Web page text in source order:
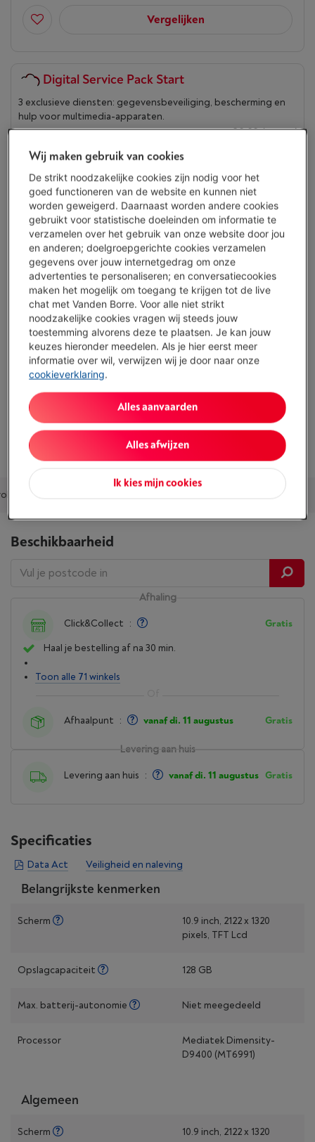
Vergelijken
Digital Service Pack Start
€ 9,99/ maand
3 exclusieve diensten: gegevensbeveiliging, bescherming en
hulp voor multimedia-apparaten.
Meer info
Troeven
Helder 10,9'' scherm: geniet van een comfortabele
kijkervaring, zelfs in volle zon
Je kunt urenlang werken of streamen dankzij de grote
batterij van 8.000 mAh en snellaadfunctie
De stereospeakers met Dolby Atmos zorgen voor een
meeslepende audio bij films en muziek
Het geheugen van 128 GB kan snel vol raken bij intensief
gebruik
Toon alle specificaties
Bestaat ook in andere kleuren
combinaties Ons advies
Beschikbaarheid
Levering aan huis
Levering aan huis : vanaf di. 11 augustus Gratis
Afhaling
Click&Collect : Gratis
Haal je bestelling af na 30 min.
Toon alle 71 winkels
Afhaalpunt : vanaf di. 11 augustus Gratis
Specificaties
Veiligheid en naleving
Data Act
Belangrijkste kenmerken
Scherm
10.9 inch, 2122 x 1320
pixels, TFT Lcd
Opslagcapaciteit 128 GB
Max. batterij-autonomie Niet meegedeeld
Processor
Mediatek Dimensity-
D9400 (MT6991)
Algemeen
Scherm
10.9 inch, 2122 x 1320
Wij maken gebruik van cookies
De strikt noodzakelijke cookies zijn nodig voor het
goed functioneren van de website en kunnen niet
worden geweigerd. Daarnaast worden andere cookies
gebruikt voor statistische doeleinden om informatie te
verzamelen over het gebruik van onze website door jou
en anderen; doelgroepgerichte cookies verzamelen
gegevens over jouw internetgedrag om onze
advertenties te personaliseren; en conversatiecookies
maken het mogelijk om toegang te krijgen tot de live
chat met Vanden Borre. Voor alle niet strikt
noodzakelijke cookies vragen wij steeds jouw
toestemming alvorens deze te plaatsen. Je kan jouw
keuzes hieronder meedelen. Als je hier eerst meer
informatie over wil, verwijzen wij je door naar onze
cookieverklaring.
Ik kies mijn cookies
Alles afwijzen
Alles aanvaarden